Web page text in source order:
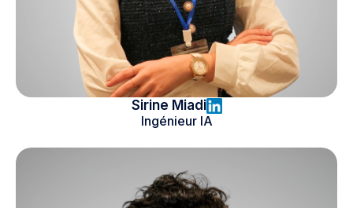
Sirine Miadi
Ingénieur IA